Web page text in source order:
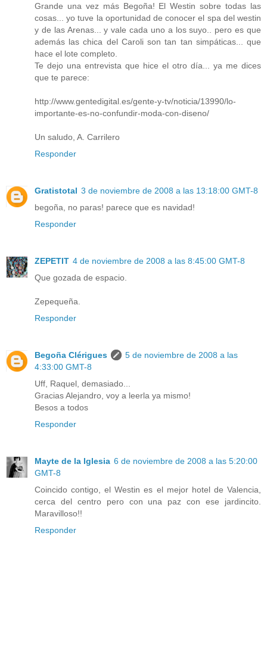
Grande una vez más Begoña! El Westin sobre todas las
cosas... yo tuve la oportunidad de conocer el spa del westin
y de las Arenas... y vale cada uno a los suyo.. pero es que
además las chica del Caroli son tan tan simpáticas... que
hace el lote completo.
Te dejo una entrevista que hice el otro día... ya me dices
que te parece:
http://www.gentedigital.es/gente-y-tv/noticia/13990/lo-
importante-es-no-confundir-moda-con-diseno/
Un saludo, A. Carrilero
Responder
Gratistotal 3 de noviembre de 2008 a las 13:18:00 GMT-8
begoña, no paras! parece que es navidad!
Responder
ZEPETIT 4 de noviembre de 2008 a las 8:45:00 GMT-8
Que gozada de espacio.
Zepequeña.
Responder
Begoña Clérigues
5 de noviembre de 2008 a las
4:33:00 GMT-8
Uff, Raquel, demasiado...
Gracias Alejandro, voy a leerla ya mismo!
Besos a todos
Responder
Mayte de la Iglesia 6 de noviembre de 2008 a las 5:20:00
GMT-8
Coincido contigo, el Westin es el mejor hotel de Valencia,
cerca del centro pero con una paz con ese jardincito.
Maravilloso!!
Responder